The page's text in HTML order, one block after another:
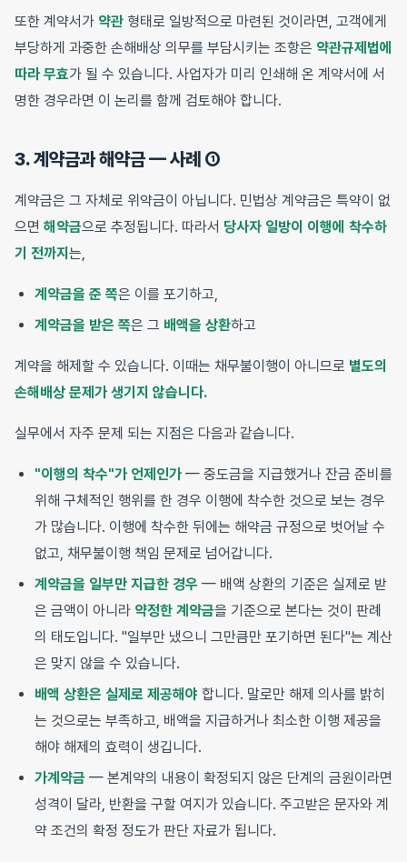
또한 계약서가 약관 형태로 일방적으로 마련된 것이라면, 고객에게
부당하게 과중한 손해배상 의무를 부담시키는 조항은 약관규제법에
따라 무효가 될 수 있습니다. 사업자가 미리 인쇄해 온 계약서에 서
명한 경우라면 이 논리를 함께 검토해야 합니다.
3. 계약금과 해약금 — 사례 ①
계약금은 그 자체로 위약금이 아닙니다. 민법상 계약금은 특약이 없
으면 해약금으로 추정됩니다. 따라서 당사자 일방이 이행에 착수하
기 전까지 는,
계약금을 준 쪽은 이를 포기하고,
계약금을 받은 쪽은 그 배액을 상환하고
계약을 해제할 수 있습니다. 이때는 채무불이행이 아니므로 별도의
손해배상 문제가 생기지 않습니다.
실무에서 자주 문제 되는 지점은 다음과 같습니다.
"이행의 착수"가 언제인가 — 중도금을 지급했거나 잔금 준비를
위해 구체적인 행위를 한 경우 이행에 착수한 것으로 보는 경우
가 많습니다. 이행에 착수한 뒤에는 해약금 규정으로 벗어날 수
없고, 채무불이행 책임 문제로 넘어갑니다.
계약금을 일부만 지급한 경우 — 배액 상환의 기준은 실제로 받
은 금액이 아니라 약정한 계약금을 기준으로 본다는 것이 판례
의 태도입니다. "일부만 냈으니 그만큼만 포기하면 된다"는 계산
은 맞지 않을 수 있습니다.
배액 상환은 실제로 제공해야 합니다. 말로만 해제 의사를 밝히
는 것으로는 부족하고, 배액을 지급하거나 최소한 이행 제공을
해야 해제의 효력이 생깁니다.
가계약금 — 본계약의 내용이 확정되지 않은 단계의 금원이라면
성격이 달라, 반환을 구할 여지가 있습니다. 주고받은 문자와 계
약 조건의 확정 정도가 판단 자료가 됩니다.